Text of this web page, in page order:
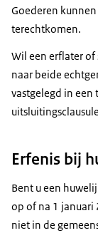
Goederen
terechtkomen.
Wil een erflater
naar beide
vastgelegd in een
Erfenis bij
Bent u een
op of na 1 januari
niet in de